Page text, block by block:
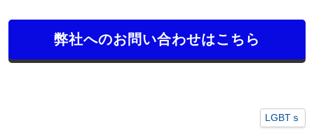
弊社へのお問い合わせはこちら
LGBTｓ